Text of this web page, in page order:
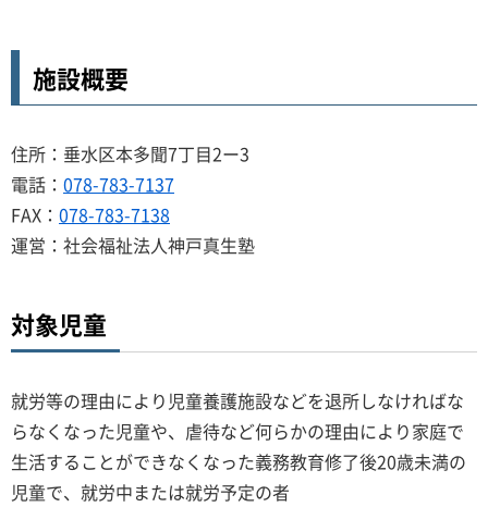
施設概要
住所：垂水区本多聞7丁目2ー3
電話： 078-783-7137
FAX： 078-783-7138
運営：社会福祉法人神戸真生塾
対象児童
就労等の理由により児童養護施設などを退所しなければな
らなくなった児童や、虐待など何らかの理由により家庭で
生活することができなくなった義務教育修了後20歳未満の
児童で、就労中または就労予定の者